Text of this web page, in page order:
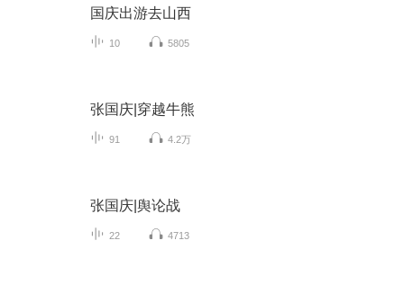
国庆出游去山西
10 5805
张国庆|穿越牛熊
91 4.2万
张国庆|舆论战
22 4713